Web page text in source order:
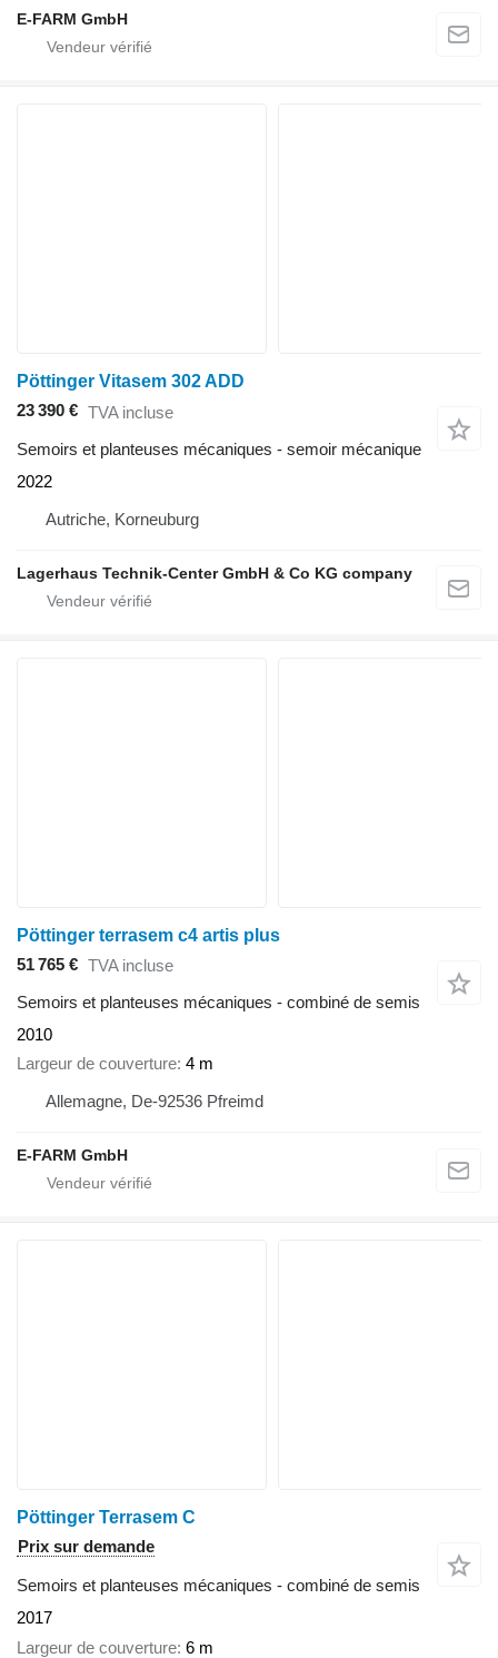
E-FARM GmbH
Pöttinger Vitasem 302 ADD
23 390 € TVA incluse
Semoirs et planteuses mécaniques - semoir mécanique
2022
Autriche, Korneuburg
Lagerhaus Technik-Center GmbH & Co KG company
Pöttinger terrasem c4 artis plus
51 765 € TVA incluse
Semoirs et planteuses mécaniques - combiné de semis
2010
Largeur de couverture 4 m
Allemagne, De-92536 Pfreimd
E-FARM GmbH
Pöttinger Terrasem C
Prix sur demande
Semoirs et planteuses mécaniques - combiné de semis
2017
Largeur de couverture 6 m